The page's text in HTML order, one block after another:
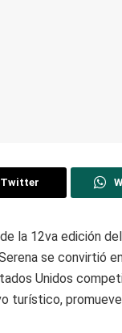
Twitter
la 12va edición del
se convirtió
Unidos
turístico,